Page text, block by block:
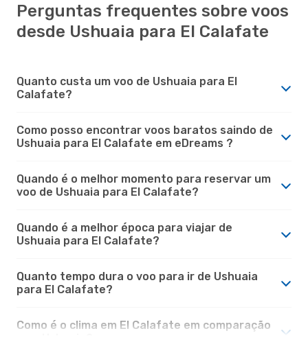
Perguntas frequentes sobre voos
desde Ushuaia para El Calafate
Quanto custa um voo de Ushuaia para El
Calafate?
Como posso encontrar voos baratos saindo de
Ushuaia para El Calafate em eDreams ?
Quando é o melhor momento para reservar um
voo de Ushuaia para El Calafate?
Quando é a melhor época para viajar de
Ushuaia para El Calafate?
Quanto tempo dura o voo para ir de Ushuaia
para El Calafate?
Como é o clima em El Calafate em comparação